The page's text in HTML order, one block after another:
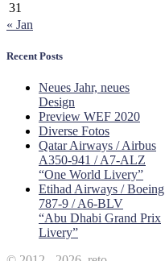
31
« Jan
Recent Posts
Neues Jahr, neues
Design
Preview WEF 2020
Diverse Fotos
Qatar Airways / Airbus
A350-941 / A7-ALZ
“One World Livery”
Etihad Airways / Boeing
787-9 / A6-BLV
“Abu Dhabi Grand Prix
Livery”